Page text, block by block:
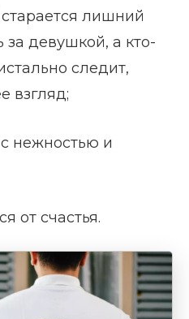
лишний
за девушкой, а кто-
следит,
взгляд;
нежностью и
от счастья.